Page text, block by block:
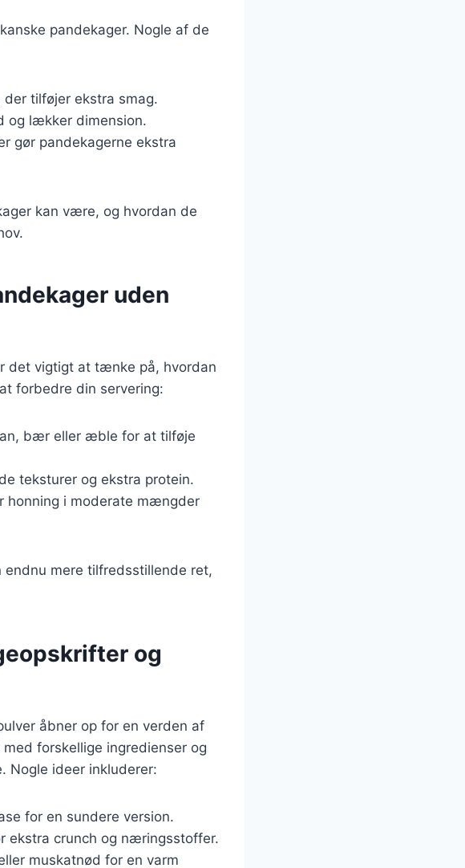
pandekager. Nogle af de
der tilføjer ekstra smag.
og lækker dimension.
gør pandekagerne ekstra
kan være, og hvordan de
uden
det vigtigt at tænke på, hvordan
forbedre din servering:
bær eller æble for at tilføje
teksturer og ekstra protein.
honning i moderate mængder
mere tilfredsstillende ret,
og
åbner op for en verden af
forskellige ingredienser og
Nogle ideer inkluderer:
for en sundere version.
ekstra crunch og næringsstoffer.
muskatnød for en varm